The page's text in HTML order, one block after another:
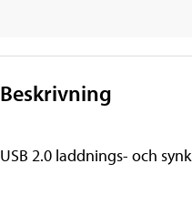
Beskrivning
USB 2.0 laddnings- och